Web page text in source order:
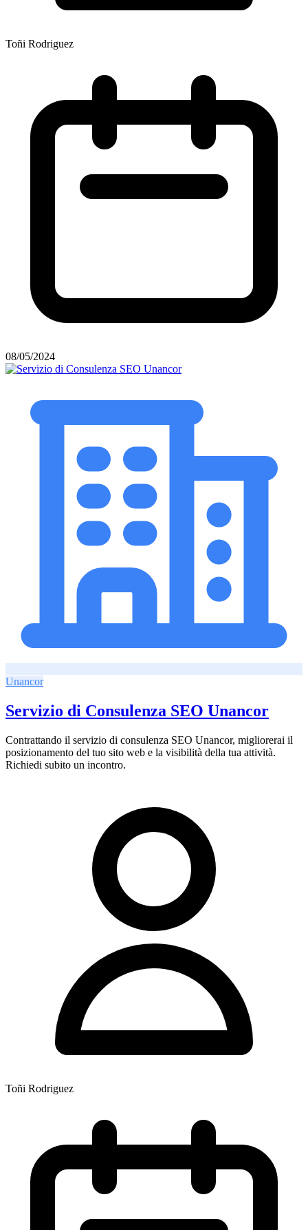
Toñi Rodriguez
08/05/2024
Unancor
Servizio di Consulenza SEO Unancor
Contrattando il servizio di consulenza SEO Unancor, migliorerai il
posizionamento del tuo sito web e la visibilità della tua attività.
Richiedi subito un incontro.
Toñi Rodriguez